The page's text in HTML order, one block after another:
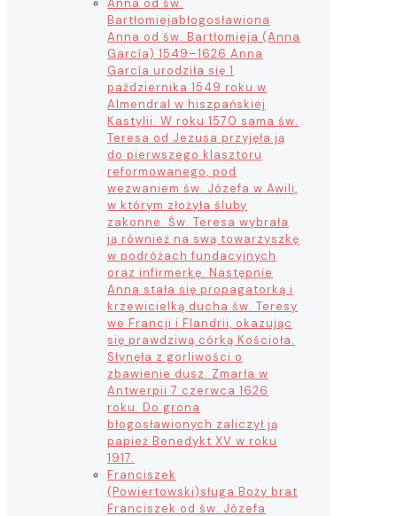
Bartłomiejabłogosławiona
Anna od św. Bartłomieja (Anna
García) 1549–1626 Anna
García urodziła się 1
października 1549 roku w
Almendral w hiszpańskiej
Kastylii. W roku 1570 sama św.
Teresa od Jezusa przyjęła ją
do pierwszego klasztoru
reformowanego, pod
wezwaniem św. Józefa w Awili,
w którym złożyła śluby
zakonne. Św. Teresa wybrała
ją również na swą towarzyszkę
w podróżach fundacyjnych
oraz infirmerkę. Następnie
Anna stała się propagatorką i
krzewicielką ducha św. Teresy
we Francji i Flandrii, okazując
się prawdziwą córką Kościoła.
Słynęła z gorliwości o
zbawienie dusz. Zmarła w
Antwerpii 7 czerwca 1626
roku. Do grona
błogosławionych zaliczył ją
papież Benedykt XV w roku
1917.
Franciszek
(Powiertowski)sługa Boży brat
Franciszek od św. Józefa